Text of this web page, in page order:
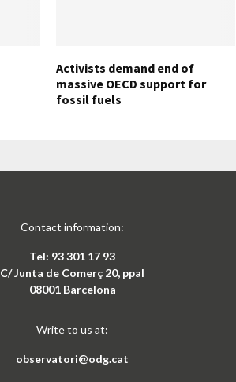
Activists demand end of
massive OECD support for
fossil fuels
Contact information:
Tel: 93 301 17 93
C/ Junta de Comerç 20, ppal
08001 Barcelona
Write to us at:
observatori@odg.cat